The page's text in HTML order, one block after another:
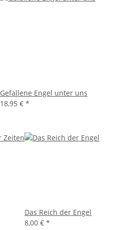
Gefallene Engel unter uns
18,95 € *
Das Reich der Engel
8,00 € *